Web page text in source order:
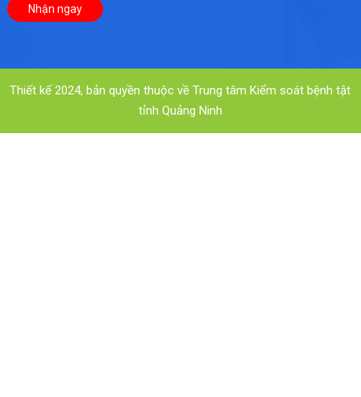
Thiết kế 2024, bản quyền thuộc về Trung tâm Kiểm soát bệnh tật
tỉnh Quảng Ninh